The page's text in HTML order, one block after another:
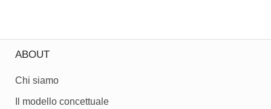
ABOUT
Chi siamo
Il modello concettuale